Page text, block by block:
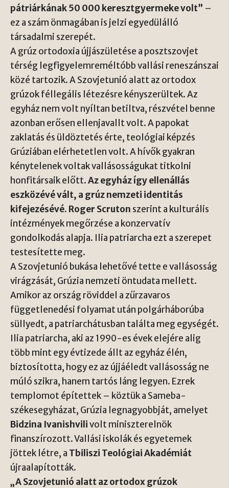
pátriárkának 50 000 keresztgyermeke volt” –
ez a szám önmagában is jelzi egyedülálló
társadalmi szerepét.
A grúz ortodoxia újjászületése a posztszovjet
térség legfigyelemreméltóbb vallási reneszánszai
közé tartozik. A Szovjetunió alatt az ortodox
grúzok féllegális létezésre kényszerültek. Az
egyház nem volt nyíltan betiltva, részvétel benne
azonban erősen ellenjavallt volt. A papokat
zaklatás és üldöztetés érte, teológiai képzés
Grúziában elérhetetlen volt. A hívők gyakran
kénytelenek voltak vallásosságukat titkolni
honfitársaik előtt.Az egyház így ellenállás
eszközévé vált, a grúz nemzeti identitás
kifejezésévé. Roger Scruton szerint a kulturális
intézmények megőrzése a konzervatív
gondolkodás alapja. Ilia patriarcha ezt a szerepet
testesítette meg.
A Szovjetunió bukása lehetővé tette e vallásosság
virágzását, Grúzia nemzeti öntudata mellett.
Amikor az ország röviddel a zűrzavaros
függetlenedési folyamat után polgárháborúba
süllyedt, a patriarchátusban találta meg egységét.
Ilia patriarcha, aki az 1990-es évek elejére alig
több mint egy évtizede állt az egyház élén,
biztosította, hogy ez az újjáéledt vallásosság ne
múló szikra, hanem tartós láng legyen. Ezrek
templomot építettek – köztük a Sameba-
székesegyházat, Grúzia legnagyobbját, amelyet
Bidzina Ivanishvilivolt miniszterelnök
finanszírozott. Vallási iskolák és egyetemek
jöttek létre, a Tbiliszi Teológiai Akadémiát
újraalapították.
„A Szovjetunió alatt az ortodox grúzok